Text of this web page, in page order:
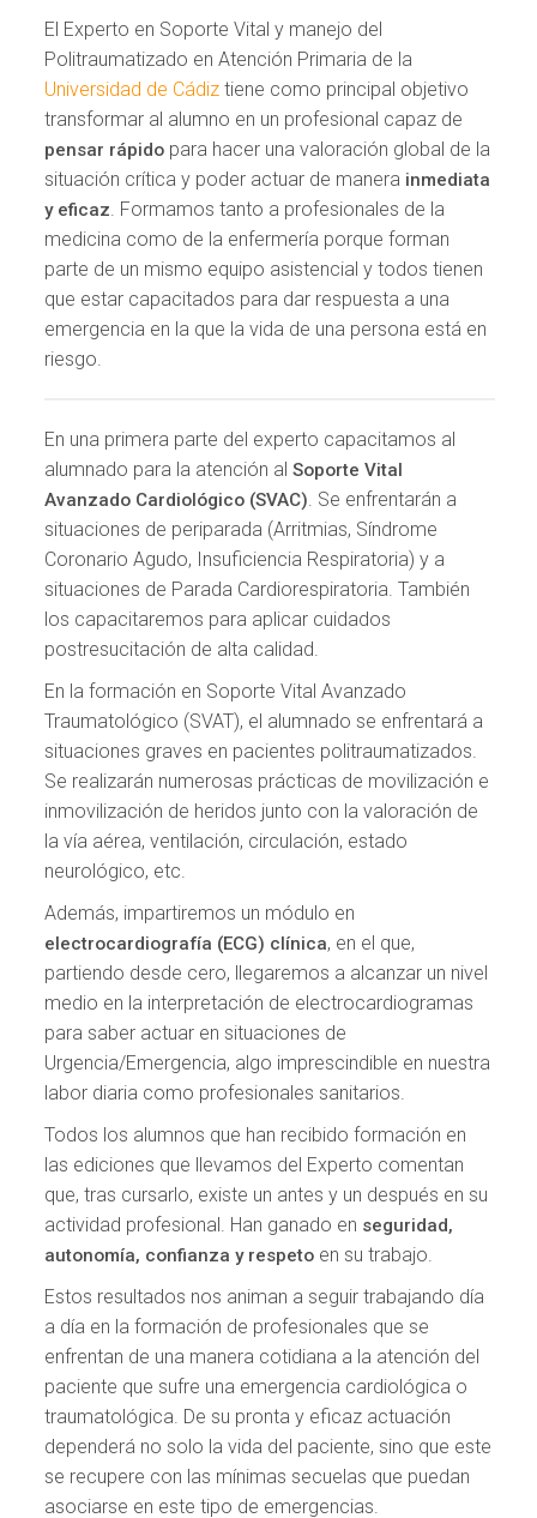
El Experto en Soporte Vital y manejo del
Politraumatizado en Atención Primaria de la
Universidad de Cádiz tiene como principal objetivo
transformar al alumno en un profesional capaz de
pensar rápido para hacer una valoración global de la
situación crítica y poder actuar de manera inmediata
y eficaz. Formamos tanto a profesionales de la
medicina como de la enfermería porque forman
parte de un mismo equipo asistencial y todos tienen
que estar capacitados para dar respuesta a una
emergencia en la que la vida de una persona está en
riesgo.
En una primera parte del experto capacitamos al
alumnado para la atención alSoporte Vital
Avanzado Cardiológico (SVAC). Se enfrentarán a
situaciones de periparada (Arritmias, Síndrome
Coronario Agudo, Insuficiencia Respiratoria) y a
situaciones de Parada Cardiorespiratoria. También
los capacitaremos para aplicar cuidados
postresucitación de alta calidad.
En la formación en Soporte Vital Avanzado
Traumatológico (SVAT), el alumnado se enfrentará a
situaciones graves en pacientes politraumatizados.
Se realizarán numerosas prácticas de movilización e
inmovilización de heridos junto con la valoración de
la vía aérea, ventilación, circulación, estado
neurológico, etc.
Además, impartiremos un módulo en
electrocardiografía (ECG) clínica, en el que,
partiendo desde cero, llegaremos a alcanzar un nivel
medio en la interpretación de electrocardiogramas
para saber actuar en situaciones de
Urgencia/Emergencia, algo imprescindible en nuestra
labor diaria como profesionales sanitarios.
Todos los alumnos que han recibido formación en
las ediciones que llevamos del Experto comentan
que, tras cursarlo, existe un antes y un después en su
actividad profesional. Han ganado en seguridad,
autonomía, confianza y respeto en su trabajo.
Estos resultados nos animan a seguir trabajando día
a día en la formación de profesionales que se
enfrentan de una manera cotidiana a la atención del
paciente que sufre una emergencia cardiológica o
traumatológica. De su pronta y eficaz actuación
dependerá no solo la vida del paciente, sino que este
se recupere con las mínimas secuelas que puedan
asociarse en este tipo de emergencias.